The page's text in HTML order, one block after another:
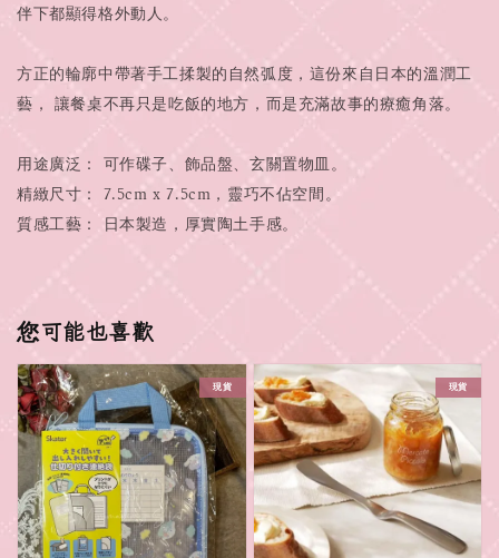
伴下都顯得格外動人。
方正的輪廓中帶著手工揉製的自然弧度，這份來自日本的溫潤工
藝， 讓餐桌不再只是吃飯的地方，而是充滿故事的療癒角落。
用途廣泛： 可作碟子、飾品盤、玄關置物皿。
精緻尺寸： 7.5cm x 7.5cm，靈巧不佔空間。
質感工藝： 日本製造，厚實陶土手感。
您可能也喜歡
現貨 現貨